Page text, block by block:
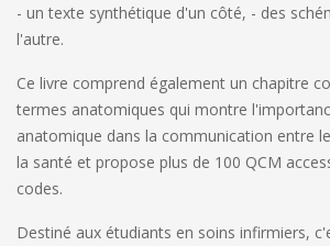
- un texte synthétique d'un côté, - des
l'autre.
Ce livre comprend également un chapitre
termes anatomiques qui montre
anatomique dans la communication entre
la santé et propose plus de 100 QCM
codes.
Destiné aux étudiants en soins infirmiers,